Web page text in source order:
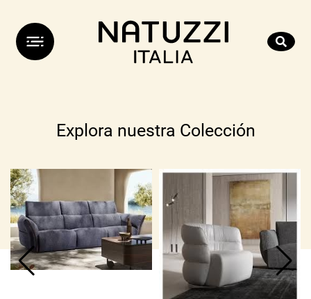
Explora nuestra Colección